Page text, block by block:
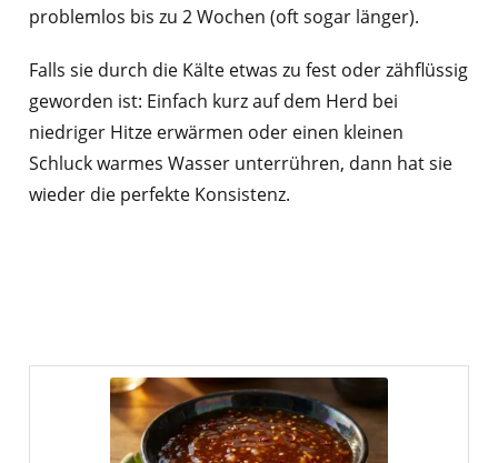
problemlos bis zu 2 Wochen (oft sogar länger).
Falls sie durch die Kälte etwas zu fest oder zähflüssig
geworden ist: Einfach kurz auf dem Herd bei
niedriger Hitze erwärmen oder einen kleinen
Schluck warmes Wasser unterrühren, dann hat sie
wieder die perfekte Konsistenz.